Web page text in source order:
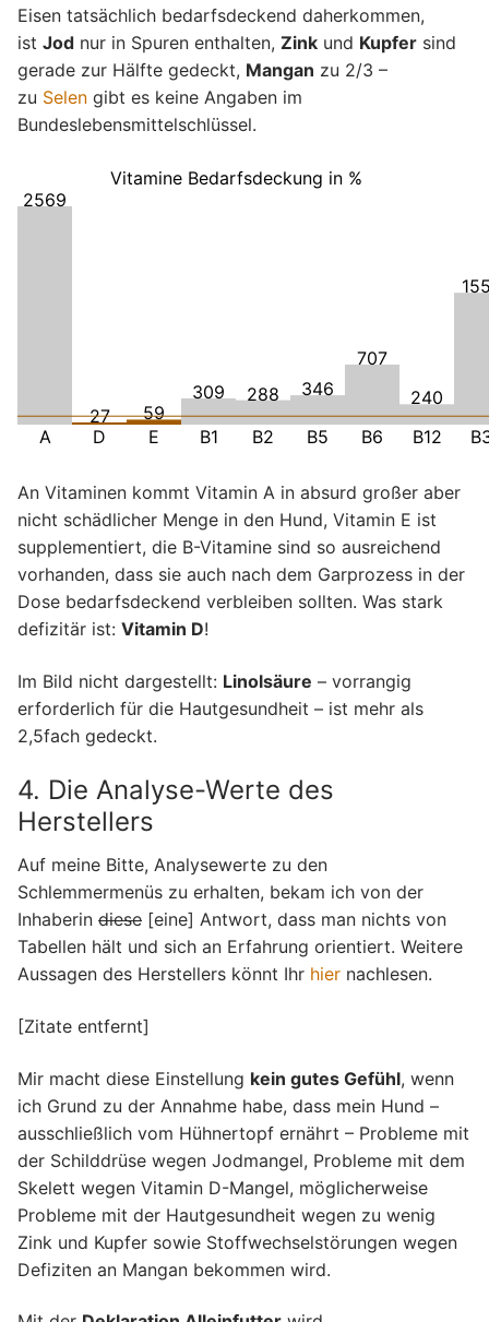
Eisen tatsächlich bedarfsdeckend daherkommen,
ist Jod nur in Spuren enthalten, Zink und Kupfer sind
gerade zur Hälfte gedeckt, Mangan zu 2/3 –
zu Selen gibt es keine Angaben im
Bundeslebensmittelschlüssel.
Vitamine Bedarfsdeckung in %
2569
A
27
D
59
E
309
B1
288
B2
346
B5
707
B6
240
B12
An Vitaminen kommt Vitamin A in absurd großer aber
nicht schädlicher Menge in den Hund, Vitamin E ist
supplementiert, die B-Vitamine sind so ausreichend
vorhanden, dass sie auch nach dem Garprozess in der
Dose bedarfsdeckend verbleiben sollten. Was stark
defizitär ist: Vitamin D!
Im Bild nicht dargestellt: Linolsäure – vorrangig
erforderlich für die Hautgesundheit – ist mehr als
2,5fach gedeckt.
4. Die Analyse-Werte des
Herstellers
Auf meine Bitte, Analysewerte zu den
Schlemmermenüs zu erhalten, bekam ich von der
Inhaberin diese [eine] Antwort, dass man nichts von
Tabellen hält und sich an Erfahrung orientiert. Weitere
Aussagen des Herstellers könnt Ihr hier nachlesen.
[Zitate entfernt]
Mir macht diese Einstellung kein gutes Gefühl, wenn
ich Grund zu der Annahme habe, dass mein Hund –
ausschließlich vom Hühnertopf ernährt – Probleme mit
der Schilddrüse wegen Jodmangel, Probleme mit dem
Skelett wegen Vitamin D-Mangel, möglicherweise
Probleme mit der Hautgesundheit wegen zu wenig
Zink und Kupfer sowie Stoffwechselstörungen wegen
Defiziten an Mangan bekommen wird.